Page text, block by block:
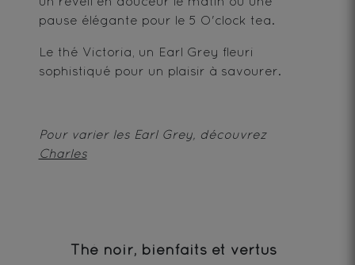
pause élégante pour le 5 O'clock tea.
Le thé Victoria, un Earl Grey fleuri
sophistiqué pour un plaisir à savourer.
Pour varier les Earl Grey, découvrez
Charles
Thé noir, bienfaits et vertus